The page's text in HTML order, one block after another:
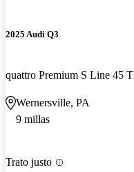
2025 Audi Q3
quattro Premium S Line 45
Wernersville, PA
9 millas
Trato justo